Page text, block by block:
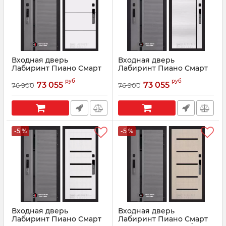
Входная дверь
Лабиринт Пиано Смарт
2.0 - 25 Белый софт,
черный молдинг
Артикул: 210052
76 900 73 055 руб
Входная дверь
Лабиринт Пиано Смарт
2.0 - 22 Белый софт,
черная вставка
Артикул: 210050
76 900 73 055 руб
-5 %
Входная дверь
Лабиринт Пиано Смарт
-5 %
Входная дверь
Лабиринт Пиано Смарт